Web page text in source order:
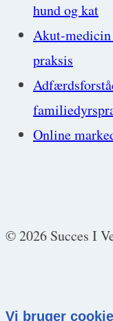
hund og kat
Akut-
praksis
Online
© 2026 Succes I
Vi bruger